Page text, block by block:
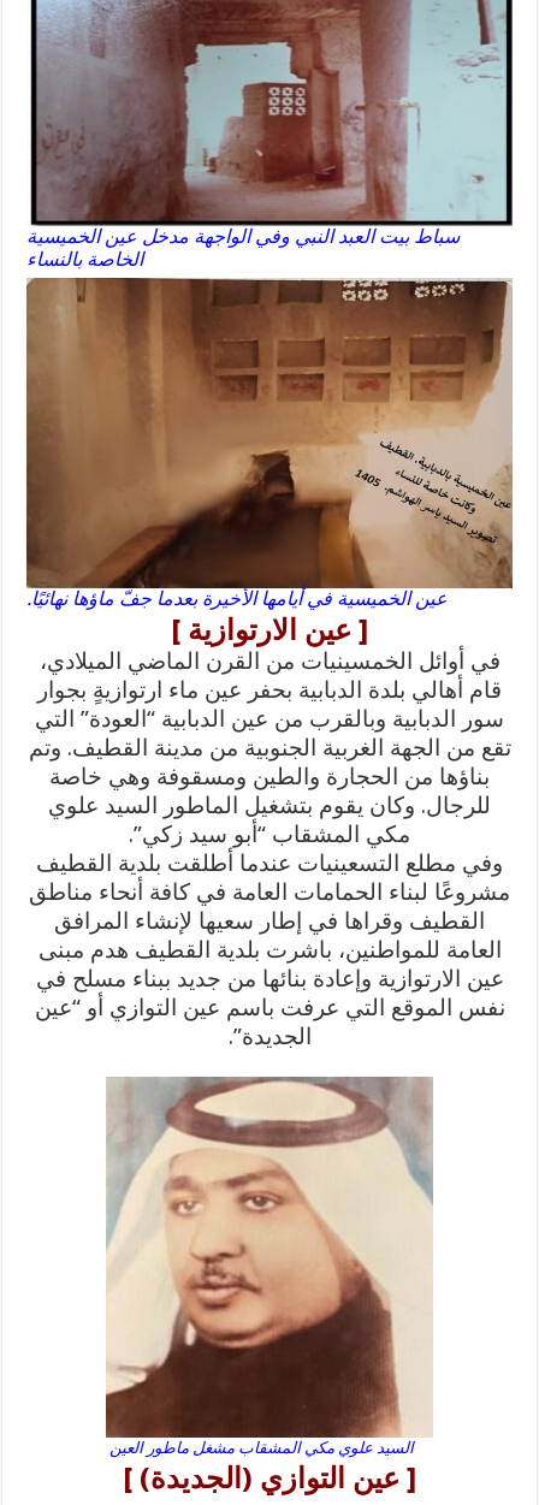
سباط بيت العبد النبي وفي الواجهة مدخل عين الخميسية
الخاصة بالنساء
عين الخميسية في أيامها الأخيرة بعدما جفّ ماؤها نهائيًا.
[ عين الارتوازية ]
في أوائل الخمسينيات من القرن الماضي الميلادي،
قام أهالي بلدة الدبابية بحفر عين ماء ارتوازيةٍ بجوار
سور الدبابية وبالقرب من عين الدبابية “العودة” التي
تقع من الجهة الغربية الجنوبية من مدينة القطيف. وتم
بناؤها من الحجارة والطين ومسقوفة وهي خاصة
للرجال. وكان يقوم بتشغيل الماطور السيد علوي
مكي المشقاب “أبو سيد زكي”.
وفي مطلع التسعينيات عندما أطلقت بلدية القطيف
مشروعًا لبناء الحمامات العامة في كافة أنحاء مناطق
القطيف وقراها في إطار سعيها لإنشاء المرافق
العامة للمواطنين، باشرت بلدية القطيف هدم مبنى
عين الارتوازية وإعادة بنائها من جديد ببناء مسلح في
نفس الموقع التي عرفت باسم عين التوازي أو “عين
الجديدة”.
السيد علوي مكي المشقاب مشغل ماطور العين
[ عين التوازي (الجديدة) ]